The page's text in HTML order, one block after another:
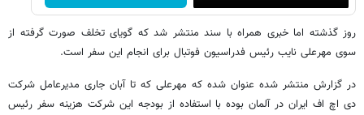
روز گذشته اما خبری همراه با سند منتشر شد که گویای تخلف صورت گرفته از
سوی مهرعلی نایب رئیس فدراسیون فوتبال برای انجام این سفر است.
در گزارش منتشر شده عنوان شده که مهرعلی که تا آبان جاری مدیرعامل شرکت
دی اچ اف ایران در آلمان بوده با استفاده از بودجه این شرکت هزینه سفر رئیس